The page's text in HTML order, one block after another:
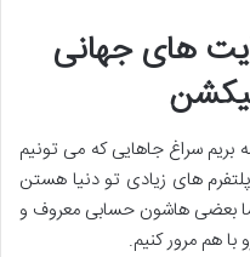
های جهانی
سراغ جاهایی که می تونیم
های زیادی تو دنیا هستن
بعضی هاشون حسابی معروف و
با هم مرور کنیم.